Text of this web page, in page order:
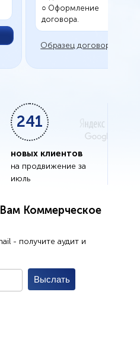
○ Оформление
договора.
Образец договора
241
новых клиентов
на продвижение за
июль
Коммерческое
- получите аудит и